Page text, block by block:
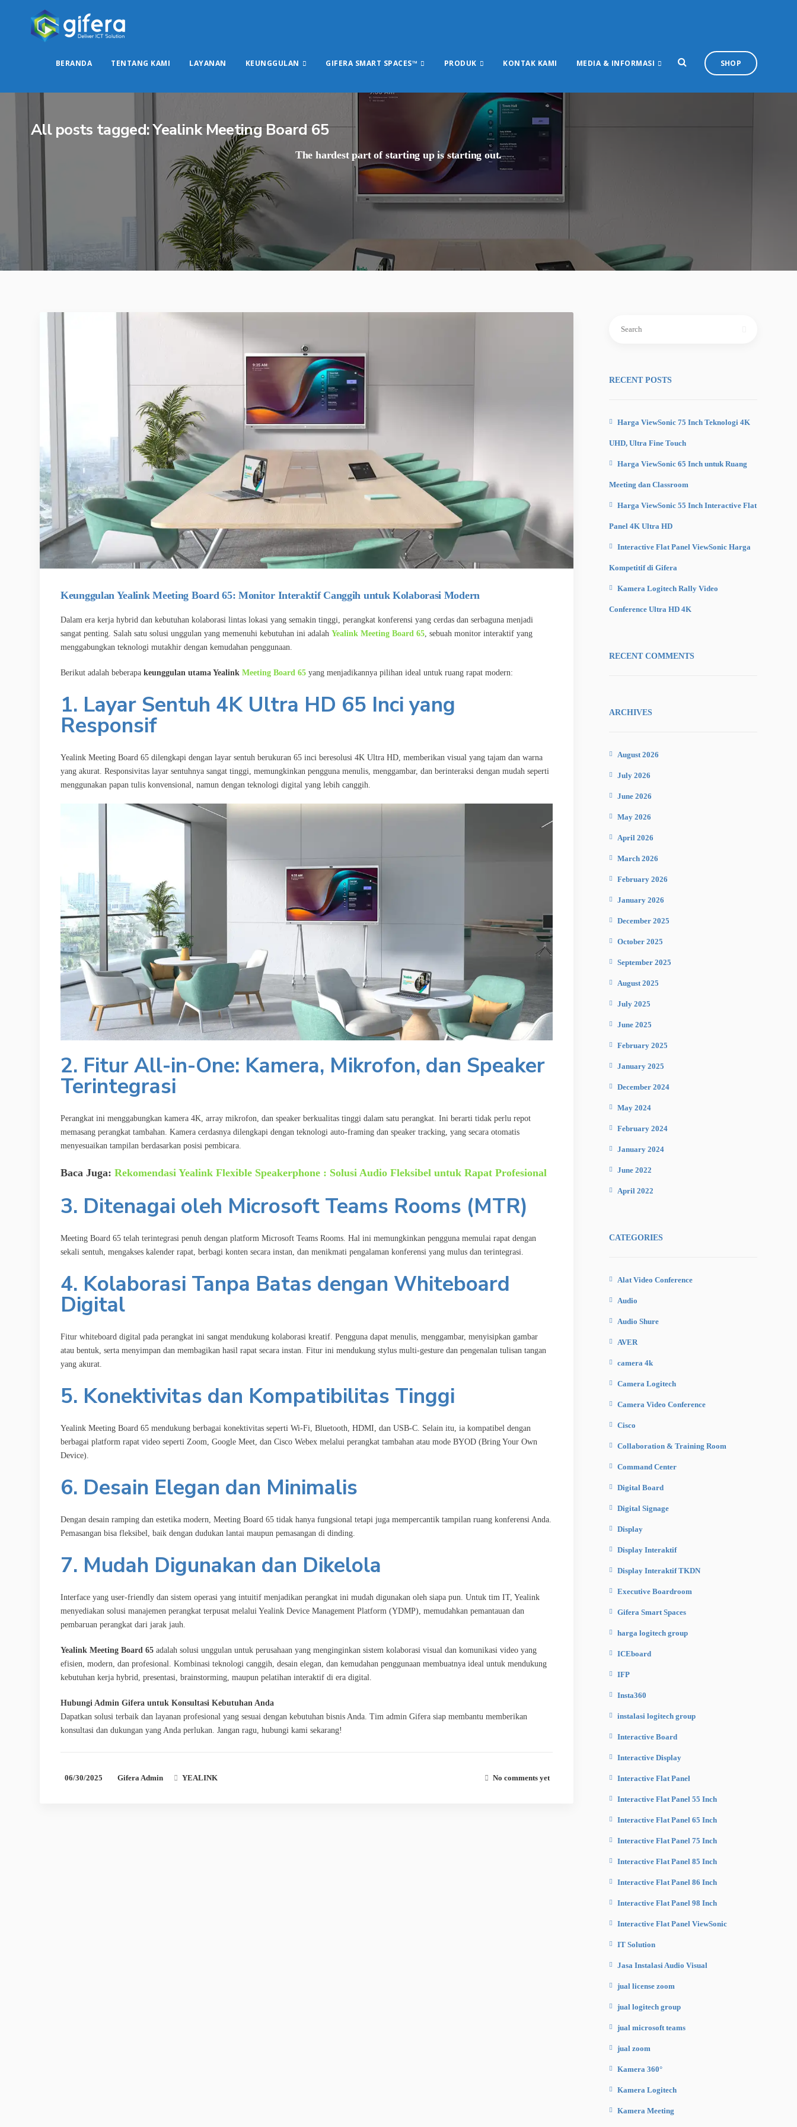
BERANDA TENTANG KAMI LAYANAN KEUNGGULAN GIFERA SMART SPACES™ PRODUK KONTAK KAMI MEDIA & INFORMASI SHOP
All posts tagged: Yealink Meeting Board 65
The hardest part of starting up is starting out.
Keunggulan Yealink Meeting Board 65: Monitor Interaktif Canggih untuk Kolaborasi Modern
Dalam era kerja hybrid dan kebutuhan kolaborasi lintas lokasi yang semakin tinggi, perangkat konferensi yang cerdas dan serbaguna menjadi
sangat penting. Salah satu solusi unggulan yang memenuhi kebutuhan ini adalah Yealink Meeting Board 65, sebuah monitor interaktif yang
menggabungkan teknologi mutakhir dengan kemudahan penggunaan.
Berikut adalah beberapa keunggulan utama Yealink Meeting Board 65 yang menjadikannya pilihan ideal untuk ruang rapat modern:
1. Layar Sentuh 4K Ultra HD 65 Inci yang
Responsif
Yealink Meeting Board 65 dilengkapi dengan layar sentuh berukuran 65 inci beresolusi 4K Ultra HD, memberikan visual yang tajam dan warna
yang akurat. Responsivitas layar sentuhnya sangat tinggi, memungkinkan pengguna menulis, menggambar, dan berinteraksi dengan mudah seperti
menggunakan papan tulis konvensional, namun dengan teknologi digital yang lebih canggih.
2. Fitur All-in-One: Kamera, Mikrofon, dan Speaker
Terintegrasi
Perangkat ini menggabungkan kamera 4K, array mikrofon, dan speaker berkualitas tinggi dalam satu perangkat. Ini berarti tidak perlu repot
memasang perangkat tambahan. Kamera cerdasnya dilengkapi dengan teknologi auto-framing dan speaker tracking, yang secara otomatis
menyesuaikan tampilan berdasarkan posisi pembicara.
Baca Juga: Rekomendasi Yealink Flexible Speakerphone : Solusi Audio Fleksibel untuk Rapat Profesional
3. Ditenagai oleh Microsoft Teams Rooms (MTR)
Meeting Board 65 telah terintegrasi penuh dengan platform Microsoft Teams Rooms. Hal ini memungkinkan pengguna memulai rapat dengan
sekali sentuh, mengakses kalender rapat, berbagi konten secara instan, dan menikmati pengalaman konferensi yang mulus dan terintegrasi.
4. Kolaborasi Tanpa Batas dengan Whiteboard
Digital
Fitur whiteboard digital pada perangkat ini sangat mendukung kolaborasi kreatif. Pengguna dapat menulis, menggambar, menyisipkan gambar
atau bentuk, serta menyimpan dan membagikan hasil rapat secara instan. Fitur ini mendukung stylus multi-gesture dan pengenalan tulisan tangan
yang akurat.
5. Konektivitas dan Kompatibilitas Tinggi
Yealink Meeting Board 65 mendukung berbagai konektivitas seperti Wi-Fi, Bluetooth, HDMI, dan USB-C. Selain itu, ia kompatibel dengan
berbagai platform rapat video seperti Zoom, Google Meet, dan Cisco Webex melalui perangkat tambahan atau mode BYOD (Bring Your Own
Device).
6. Desain Elegan dan Minimalis
Dengan desain ramping dan estetika modern, Meeting Board 65 tidak hanya fungsional tetapi juga mempercantik tampilan ruang konferensi Anda.
Pemasangan bisa fleksibel, baik dengan dudukan lantai maupun pemasangan di dinding.
7. Mudah Digunakan dan Dikelola
Interface yang user-friendly dan sistem operasi yang intuitif menjadikan perangkat ini mudah digunakan oleh siapa pun. Untuk tim IT, Yealink
menyediakan solusi manajemen perangkat terpusat melalui Yealink Device Management Platform (YDMP), memudahkan pemantauan dan
pembaruan perangkat dari jarak jauh.
Yealink Meeting Board 65 adalah solusi unggulan untuk perusahaan yang menginginkan sistem kolaborasi visual dan komunikasi video yang
efisien, modern, dan profesional. Kombinasi teknologi canggih, desain elegan, dan kemudahan penggunaan membuatnya ideal untuk mendukung
kebutuhan kerja hybrid, presentasi, brainstorming, maupun pelatihan interaktif di era digital.
Hubungi Admin Gifera untuk Konsultasi Kebutuhan Anda
Dapatkan solusi terbaik dan layanan profesional yang sesuai dengan kebutuhan bisnis Anda. Tim admin Gifera siap membantu memberikan
konsultasi dan dukungan yang Anda perlukan. Jangan ragu, hubungi kami sekarang!
06/30/2025 Gifera Admin YEALINK No comments yet
RECENT POSTS
Harga ViewSonic 75 Inch Teknologi 4K
UHD, Ultra Fine Touch
Harga ViewSonic 65 Inch untuk Ruang
Meeting dan Classroom
Harga ViewSonic 55 Inch Interactive Flat
Panel 4K Ultra HD
Interactive Flat Panel ViewSonic Harga
Kompetitif di Gifera
Kamera Logitech Rally Video
Conference Ultra HD 4K
RECENT COMMENTS
ARCHIVES
August 2026
July 2026
June 2026
May 2026
April 2026
March 2026
February 2026
January 2026
December 2025
October 2025
September 2025
August 2025
July 2025
June 2025
February 2025
January 2025
December 2024
May 2024
February 2024
January 2024
June 2022
April 2022
CATEGORIES
Alat Video Conference
Audio
Audio Shure
AVER
camera 4k
Camera Logitech
Camera Video Conference
Cisco
Collaboration & Training Room
Command Center
Digital Board
Digital Signage
Display
Display Interaktif
Display Interaktif TKDN
Executive Boardroom
Gifera Smart Spaces
harga logitech group
ICEboard
IFP
Insta360
instalasi logitech group
Interactive Board
Interactive Display
Interactive Flat Panel
Interactive Flat Panel 55 Inch
Interactive Flat Panel 65 Inch
Interactive Flat Panel 75 Inch
Interactive Flat Panel 85 Inch
Interactive Flat Panel 86 Inch
Interactive Flat Panel 98 Inch
Interactive Flat Panel ViewSonic
IT Solution
Jasa Instalasi Audio Visual
jual license zoom
jual logitech group
jual microsoft teams
jual zoom
Kamera 360°
Kamera Logitech
Kamera Meeting